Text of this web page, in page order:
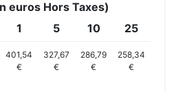
euros Hors Taxes)
1 5 10 25
401,54
€
327,67
€
286,79
€
258,34
€